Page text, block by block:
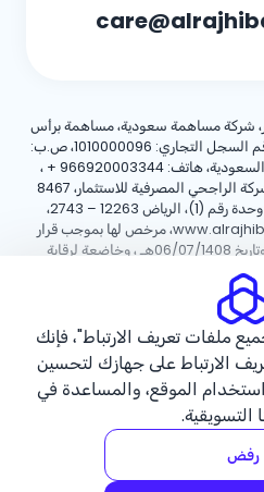
شركة مساهمة سعودية، مساهمة برأس
، رقم السجل التجاري: 1010000096، ص.ب:
+ 966920003344 ،
8001244455 العنوان الوطني: شركة الراجحي المصرفية للاستثمار، 8467
طريق الملك فهد – حي المروج، وحدة رقم (1)، الرياض 12263 – 2743،
الموقع الإلكتروني: www.alrajhibank.com.sa، مرخص لها بموجب قرار
معالي وزير المالية رقم 3/1698 وتاريخ 06/07/1408هـ ، وخاضعة لرقابة
المركزي السعودي.
سياسة الخصوصية الأحكام والشروط
ملفات تعريف الارتباط"، فإنك
الارتباط على جهازك لتحسين
الموقع، والمساعدة في
التسويقية.
رفض